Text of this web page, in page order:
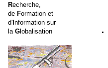
Recherche,
de Formation et
d'Information sur
la Globalisation